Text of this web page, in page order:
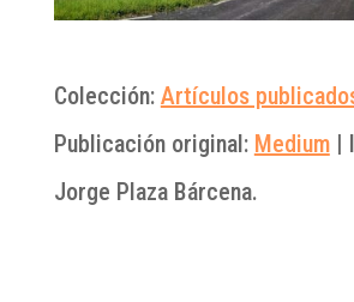
Colección: Artículos
Publicación original: Medium|
Jorge Plaza Bárcena.